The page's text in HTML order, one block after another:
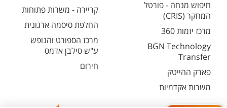
חיפוש מנחה - פורטל
המחקר (CRIS)
מרכז יזמות 360
BGN Technology
Transfer
פארק ההייטק
משרות אקדמיות
קריירה - משרות פתוחות
החלפת סיסמה ארגונית
מרכז הספורט והנופש
ע"ש סילבן אדמס
חירום